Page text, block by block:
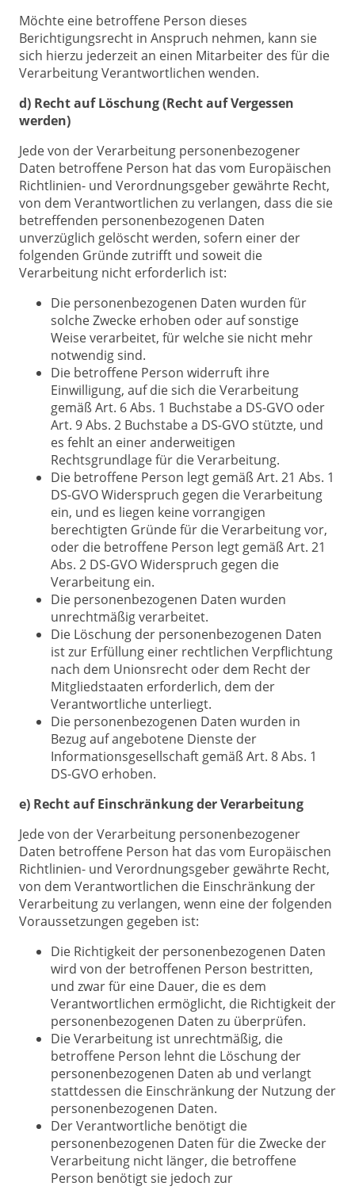
Möchte eine betroffene Person dieses
Berichtigungsrecht in Anspruch nehmen, kann sie
sich hierzu jederzeit an einen Mitarbeiter des für die
Verarbeitung Verantwortlichen wenden.
d) Recht auf Löschung (Recht auf Vergessen
werden)
Jede von der Verarbeitung personenbezogener
Daten betroffene Person hat das vom Europäischen
Richtlinien- und Verordnungsgeber gewährte Recht,
von dem Verantwortlichen zu verlangen, dass die sie
betreffenden personenbezogenen Daten
unverzüglich gelöscht werden, sofern einer der
folgenden Gründe zutrifft und soweit die
Verarbeitung nicht erforderlich ist:
Die personenbezogenen Daten wurden für
solche Zwecke erhoben oder auf sonstige
Weise verarbeitet, für welche sie nicht mehr
notwendig sind.
Die betroffene Person widerruft ihre
Einwilligung, auf die sich die Verarbeitung
gemäß Art. 6 Abs. 1 Buchstabe a DS-GVO oder
Art. 9 Abs. 2 Buchstabe a DS-GVO stützte, und
es fehlt an einer anderweitigen
Rechtsgrundlage für die Verarbeitung.
Die betroffene Person legt gemäß Art. 21 Abs. 1
DS-GVO Widerspruch gegen die Verarbeitung
ein, und es liegen keine vorrangigen
berechtigten Gründe für die Verarbeitung vor,
oder die betroffene Person legt gemäß Art. 21
Abs. 2 DS-GVO Widerspruch gegen die
Verarbeitung ein.
Die personenbezogenen Daten wurden
unrechtmäßig verarbeitet.
Die Löschung der personenbezogenen Daten
ist zur Erfüllung einer rechtlichen Verpflichtung
nach dem Unionsrecht oder dem Recht der
Mitgliedstaaten erforderlich, dem der
Verantwortliche unterliegt.
Die personenbezogenen Daten wurden in
Bezug auf angebotene Dienste der
Informationsgesellschaft gemäß Art. 8 Abs. 1
DS-GVO erhoben.
e) Recht auf Einschränkung der Verarbeitung
Jede von der Verarbeitung personenbezogener
Daten betroffene Person hat das vom Europäischen
Richtlinien- und Verordnungsgeber gewährte Recht,
von dem Verantwortlichen die Einschränkung der
Verarbeitung zu verlangen, wenn eine der folgenden
Voraussetzungen gegeben ist:
Die Richtigkeit der personenbezogenen Daten
wird von der betroffenen Person bestritten,
und zwar für eine Dauer, die es dem
Verantwortlichen ermöglicht, die Richtigkeit der
personenbezogenen Daten zu überprüfen.
Die Verarbeitung ist unrechtmäßig, die
betroffene Person lehnt die Löschung der
personenbezogenen Daten ab und verlangt
stattdessen die Einschränkung der Nutzung der
personenbezogenen Daten.
Der Verantwortliche benötigt die
personenbezogenen Daten für die Zwecke der
Verarbeitung nicht länger, die betroffene
Person benötigt sie jedoch zur